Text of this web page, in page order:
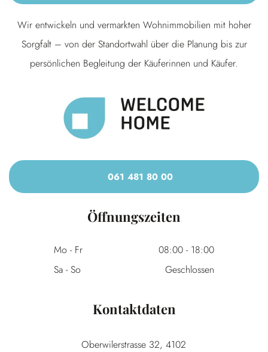
Wir entwickeln und vermarkten Wohnimmobilien mit hoher
Sorgfalt – von der Standortwahl über die Planung bis zur
persönlichen Begleitung der Käuferinnen und Käufer.
061 481 80 00
Öffnungszeiten
Mo - Fr 08:00 - 18:00
Sa - So
Geschlossen
Kontaktdaten
Oberwilerstrasse 32, 4102